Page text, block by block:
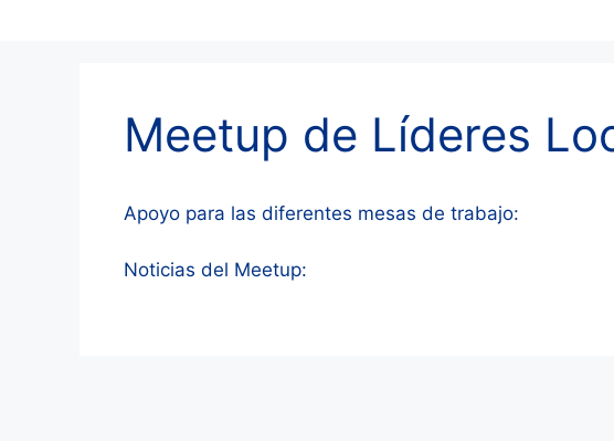
Meetup de Líderes
Apoyo para las diferentes mesas de trabajo:
Noticias del Meetup: